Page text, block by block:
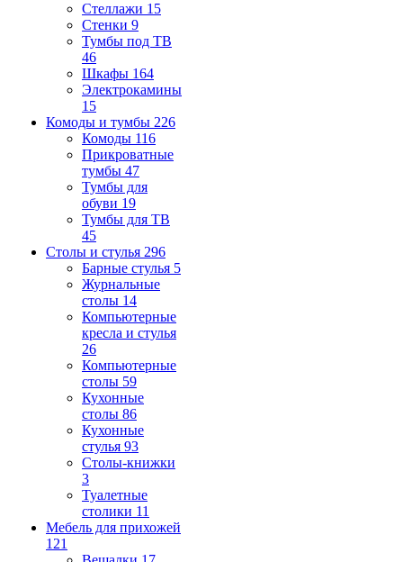
Стеллажи 15
Стенки 9
Тумбы под ТВ
46
Шкафы 164
Электрокамины
15
Комоды и тумбы 226
Комоды 116
Прикроватные
тумбы 47
Тумбы для
обуви 19
Тумбы для ТВ
45
Столы и стулья 296
Барные стулья 5
Журнальные
столы 14
Компьютерные
кресла и стулья
26
Компьютерные
столы 59
Кухонные
столы 86
Кухонные
стулья 93
Столы-книжки
3
Туалетные
столики 11
Мебель для прихожей
121